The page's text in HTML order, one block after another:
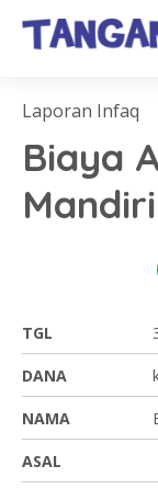
Laporan Infaq
Biaya
Mandiri
TGL
DANA
NAMA
ASAL